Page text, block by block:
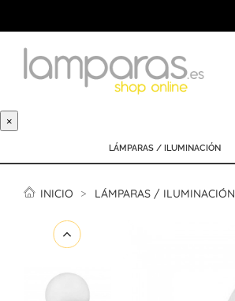
×
LÁMPARAS / ILUMINACIÓN
INICIO LÁMPARAS / ILUMINACIÓN